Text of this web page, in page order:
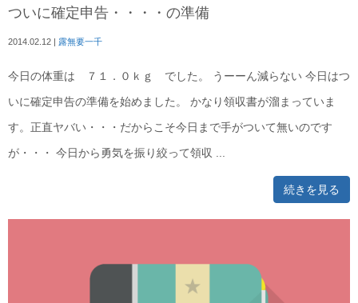
ついに確定申告・・・・の準備
2014.02.12 露無要一千
今日の体重は ７１．０ｋｇ でした。 うーーん減らない 今日はつ
いに確定申告の準備を始めました。 かなり領収書が溜まっていま
す。正直ヤバい・・・だからこそ今日まで手がついて無いのです
が・・・ 今日から勇気を振り絞って領収 ...
続きを見る